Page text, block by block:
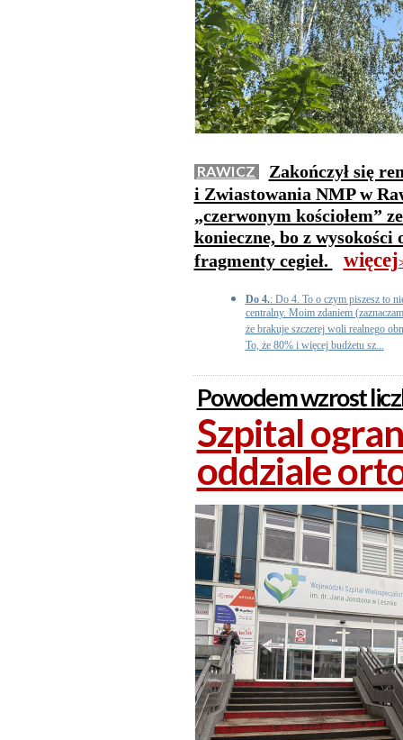
RAWICZ
Zakończył się
i Zwiastowania NMP w
„czerwonym kościołem”
konieczne, bo z wysokości
fragmenty cegieł.
więcej
Do 4.: Do 4. To o czym piszesz to
centralny. Moim zdaniem
że brakuje szczerej woli realnego
To, że 80% i więcej budżetu sz...
Powodem wzrost
Szpital
oddziale